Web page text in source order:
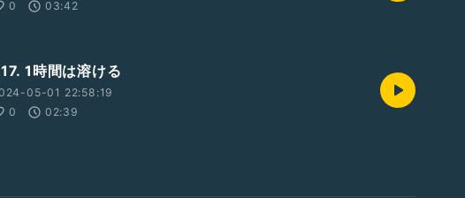
0
03:42
1時間は溶ける
05-01 22:58:19
0
02:39